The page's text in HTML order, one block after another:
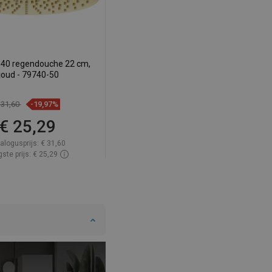
regendouche 22 cm,
- 79740-50
-19,97%
€ 25,29
€ 31,60
prijs: € 25,29
SWEDISH
CROATIAN
GREEK